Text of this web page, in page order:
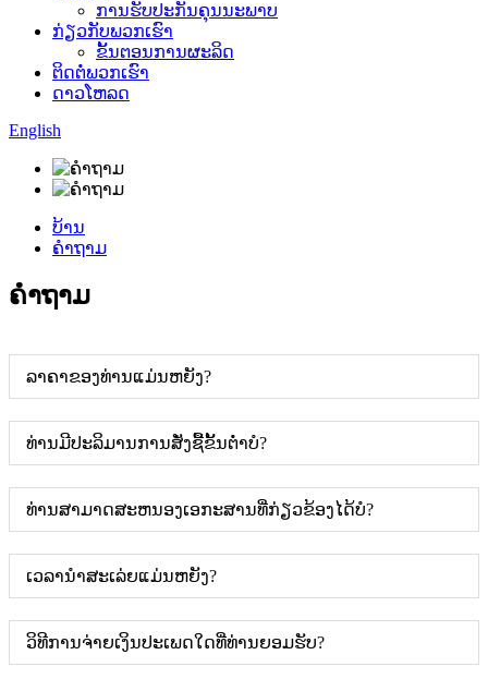
ການຮັບປະກັນຄຸນນະພາບ
ກ່ຽວກັບພວກເຮົາ
ຂັ້ນຕອນການຜະລິດ
ຕິດຕໍ່ພວກເຮົາ
ດາວໂຫລດ
English
ບ້ານ
ຄໍາຖາມ
ຄໍາຖາມ
ລາຄາຂອງທ່ານແມ່ນຫຍັງ?
ທ່ານມີປະລິມານການສັ່ງຊື້ຂັ້ນຕ່ໍາບໍ?
ທ່ານສາມາດສະຫນອງເອກະສານທີ່ກ່ຽວຂ້ອງໄດ້ບໍ?
ເວລານໍາສະເລ່ຍແມ່ນຫຍັງ?
ວິທີການຈ່າຍເງິນປະເພດໃດທີ່ທ່ານຍອມຮັບ?